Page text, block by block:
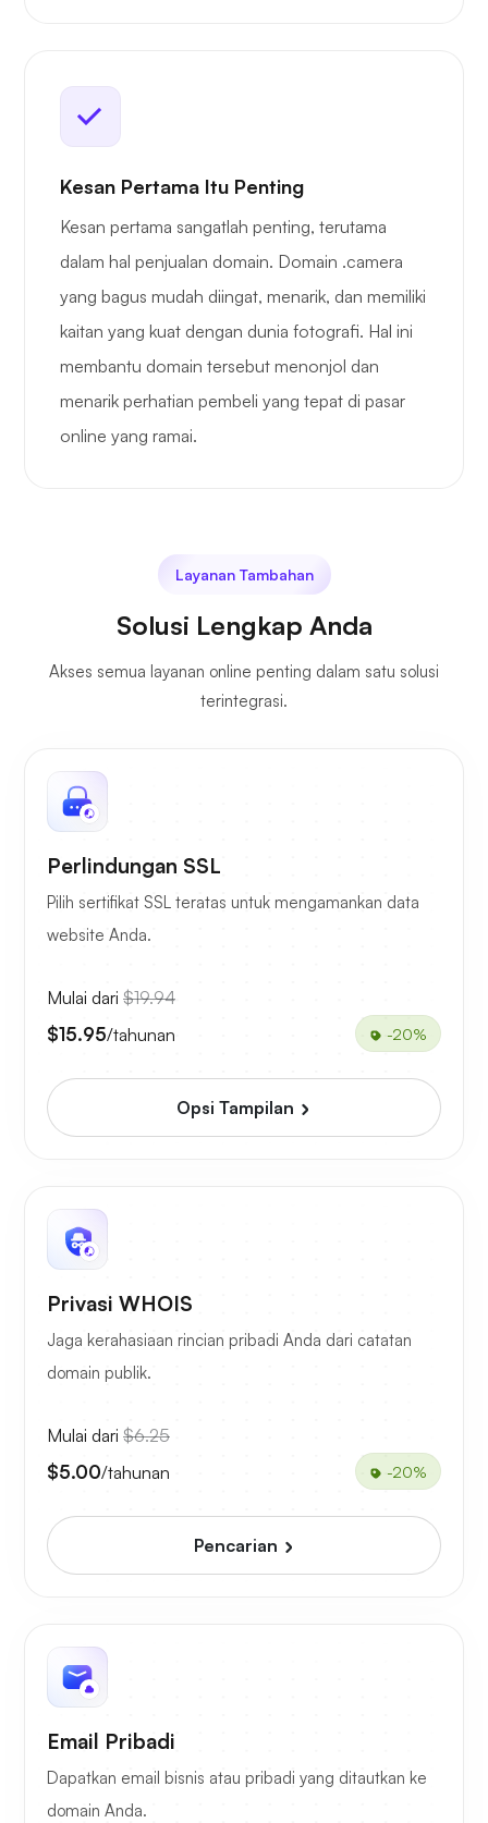
Kesan Pertama Itu Penting
Kesan pertama sangatlah penting, terutama
dalam hal penjualan domain. Domain .camera
yang bagus mudah diingat, menarik, dan memiliki
kaitan yang kuat dengan dunia fotografi. Hal ini
membantu domain tersebut menonjol dan
menarik perhatian pembeli yang tepat di pasar
online yang ramai.
Layanan Tambahan
Solusi Lengkap Anda
Akses semua layanan online penting dalam satu solusi
terintegrasi.
Perlindungan SSL
Pilih sertifikat SSL teratas untuk mengamankan data
website Anda.
Mulai dari $19.94
$15.95/tahunan -20%
Opsi Tampilan
Privasi WHOIS
Jaga kerahasiaan rincian pribadi Anda dari catatan
domain publik.
Mulai dari $6.25
$5.00/tahunan -20%
Pencarian
Email Pribadi
Dapatkan email bisnis atau pribadi yang ditautkan ke
domain Anda.